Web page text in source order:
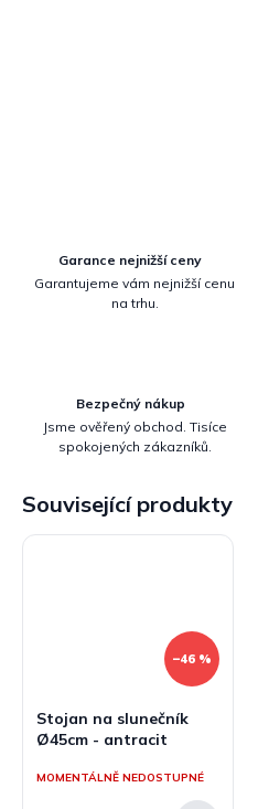
Garance nejnižší ceny
Garantujeme vám nejnižší cenu
na trhu.
Bezpečný nákup
Jsme ověřený obchod. Tisíce
spokojených zákazníků.
Související produkty
–46 %
Stojan na slunečník
Ø45cm - antracit
MOMENTÁLNĚ NEDOSTUPNÉ